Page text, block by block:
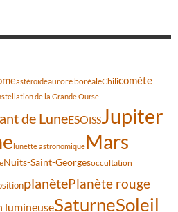
astéroïdeaurore boréaleChilicomète
de la Grande Ourse
de LuneESOISSJupiter
lunette astronomiqueMars
Nuits-Saint-Georgesoccultation
planètePlanète rouge
lumineuseSaturneSoleil